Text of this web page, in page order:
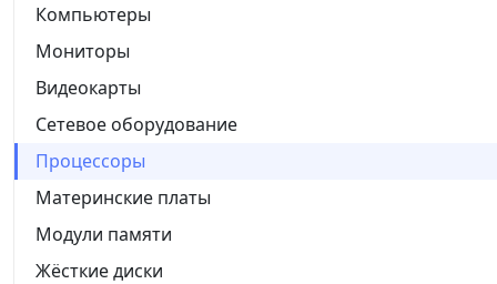
Компьютеры
Мониторы
Видеокарты
Сетевое оборудование
Процессоры
Материнские платы
Модули памяти
Жёсткие диски